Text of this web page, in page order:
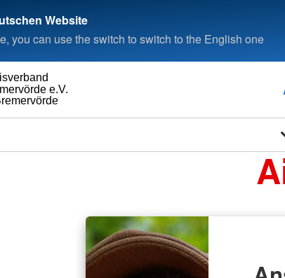
Website
you can use the switch to switch to the English one
e.V.